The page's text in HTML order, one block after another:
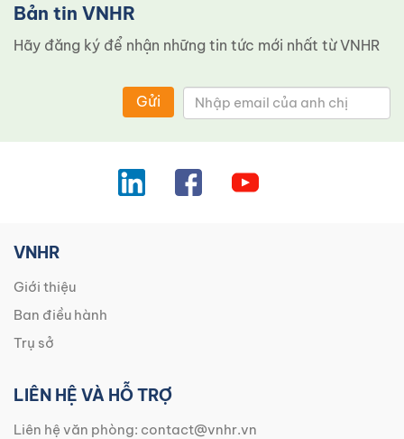
Bản tin VNHR
Hãy đăng ký để nhận những tin tức mới nhất từ ​​VNHR
Gửi
VNHR
Giới thiệu
Ban điều hành
Trụ sở
LIÊN HỆ VÀ HỖ TRỢ
Liên hệ văn phòng: contact@vnhr.vn